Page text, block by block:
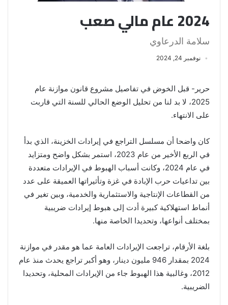
2024 عام مالي صعب
سلامة الدرعاوي
نوفمبر 24, 2024
حرير- قبل الخوض في تفاصيل مشروع قانون موازنة عام
2025، لا بد لنا من تحليل الوضع الحالي للسنة التي قاربت
على الانتهاء.
كان واضحا أن مسلسل التراجع في إيرادات الخزينة، الذي بدأ
في الربع الأخير من عام 2023، استمر بشكل واضح ومتزايد
في عام 2024، وكانت أسباب الهبوط في الإيرادات متعددة
بين تداعيات حرب الإبادة في غزة وتأثيراتها العميقة على عدد
من القطاعات الإنتاجية والاستثمارية والخدمية، وبين تغير في
أنماط استهلاكية كبيرة أدت إلى هبوط إيرادات ضريبية
بمختلف أنواعها، وتحديدا الخاصة منها.
بلغة الأرقام، تراجعت الإيرادات العامة عما هو مقدر في موازنة
2024 بمقدار 946 مليون دينار، وهو أكبر تراجع يحدث منذ عام
2012، وغالبية هذا الهبوط جاء من الإيرادات المحلية، وتحديدا
الضريبية.